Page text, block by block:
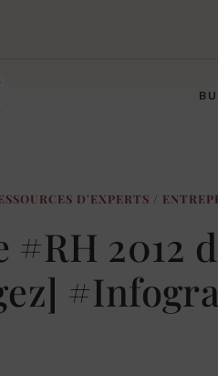
D'EXPERTS /
2012